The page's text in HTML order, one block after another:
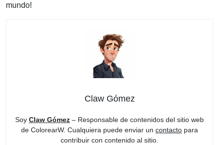
mundo!
Claw Gómez
Soy Claw Gómez – Responsable de contenidos del sitio web
de ColorearW. Cualquiera puede enviar un contacto para
contribuir con contenido al sitio.